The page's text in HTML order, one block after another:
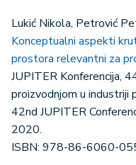
Lukić Nikola, Petrović
Konceptualni aspekti
prostora relevantni za
JUPITER Konferencija,
proizvodnjom u industriji
42nd JUPITER
2020.
ISBN: 978-86-6060-